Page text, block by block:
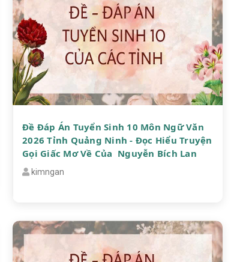
Đề Đáp Án Tuyển Sinh 10 Môn Ngữ Văn
2026 Tỉnh Quảng Ninh - Đọc Hiểu Truyện
Gọi Giấc Mơ Về Của Nguyễn Bích Lan
kimngan